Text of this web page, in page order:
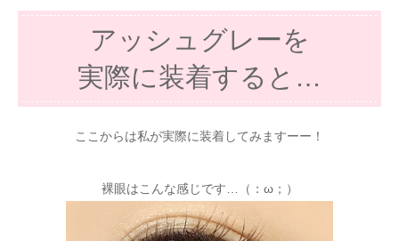
アッシュグレーを
実際に装着すると…
ここからは私が実際に装着してみますーー！
裸眼はこんな感じです…（：ω；）